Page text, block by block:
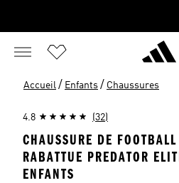
Accueil / Enfants / Chaussures
4.8 (32)
CHAUSSURE DE
RABATTUE PREDATOR
ENFANTS